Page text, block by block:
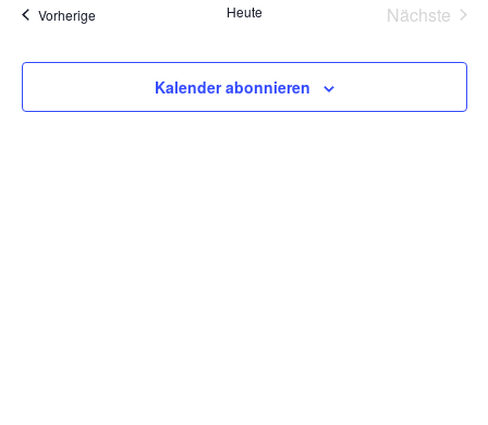
VorherigeVeranstaltungen Heute
Nächste
Kalender abonnieren